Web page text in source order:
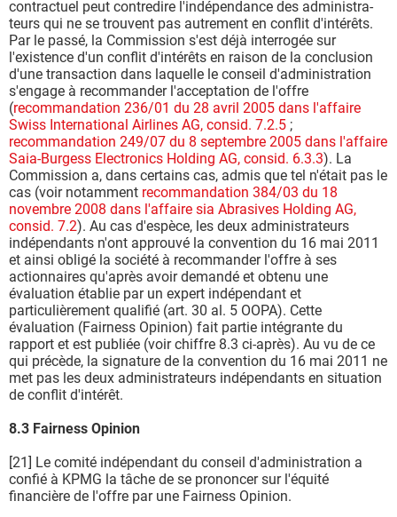
contractuel peut contredire l'indépendance des administra-
teurs qui ne se trouvent pas autrement en conflit d'intérêts.
Par le passé, la Commission s'est déjà interrogée sur
l'existence d'un conflit d'intérêts en raison de la conclusion
d'une transaction dans laquelle le conseil d'administration
s'engage à recommander l'acceptation de l'offre
(recommandation 236/01 du 28 avril 2005 dans l'affaire
Swiss International Airlines AG, consid. 7.2.5 ;
recommandation 249/07 du 8 septembre 2005 dans l'affaire
Saia-Burgess Electronics Holding AG, consid. 6.3.3). La
Commission a, dans certains cas, admis que tel n'était pas le
cas (voir notamment recommandation 384/03 du 18
novembre 2008 dans l'affaire sia Abrasives Holding AG,
consid. 7.2). Au cas d'espèce, les deux administrateurs
indépendants n'ont approuvé la convention du 16 mai 2011
et ainsi obligé la société à recommander l'offre à ses
actionnaires qu'après avoir demandé et obtenu une
évaluation établie par un expert indépendant et
particulièrement qualifié (art. 30 al. 5 OOPA). Cette
évaluation (Fairness Opinion) fait partie intégrante du
rapport et est publiée (voir chiffre 8.3 ci-après). Au vu de ce
qui précède, la signature de la convention du 16 mai 2011 ne
met pas les deux administrateurs indépendants en situation
de conflit d'intérêt.
8.3 Fairness Opinion
[21] Le comité indépendant du conseil d'administration a
confié à KPMG la tâche de se prononcer sur l'équité
financière de l'offre par une Fairness Opinion.